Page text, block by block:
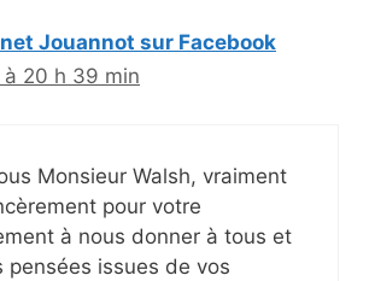
Jouannot sur Facebook
20 h 39 min
Monsieur Walsh, vraiment
pour votre
à nous donner à tous et
pensées issues de vos